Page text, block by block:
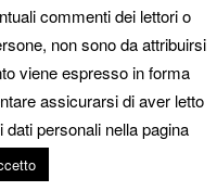
da admin_artedire
seo engine: AI Seo &
commenti dei lettori o
non sono da attribuirsi
viene espresso in forma
assicurarsi di aver letto
personali nella pagina